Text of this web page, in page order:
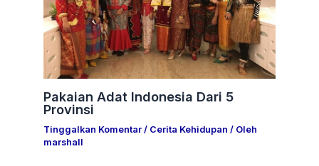
Pakaian Adat Indonesia Dari 5
Provinsi
Tinggalkan Komentar / Cerita Kehidupan / Oleh
marshall